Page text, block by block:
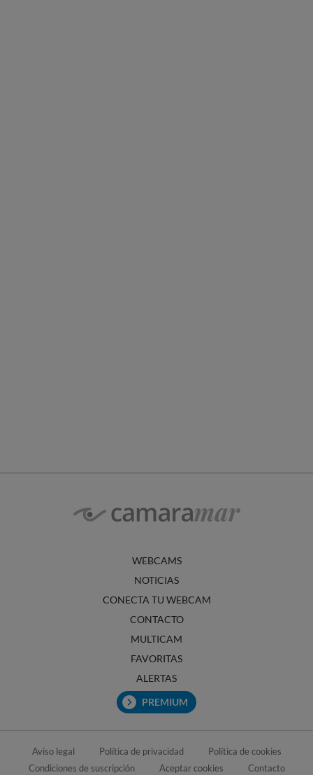
WEBCAMS
NOTICIAS
CONECTA TU WEBCAM
CONTACTO
MULTICAM
FAVORITAS
ALERTAS
PREMIUM
Aviso legal Política de privacidad
Política de cookies
Condiciones de suscripción
Aceptar cookies Contacto